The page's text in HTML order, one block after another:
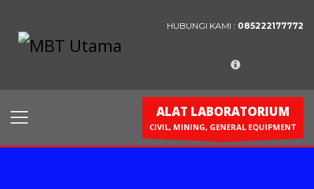
Contact Us
Jl. Raya Caringin No. 391 Kab. Bandung
Phone : 022 686 5330
HUBUNGI KAMI : 085222177772
ALAT LABORATORIUM
CIVIL, MINING, GENERAL EQUIPMENT